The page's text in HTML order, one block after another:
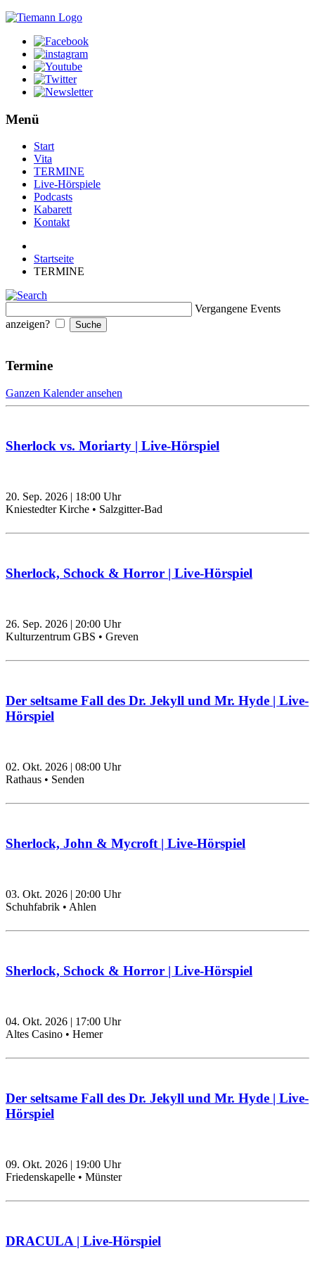
Menü
Start
Vita
TERMINE
Live-Hörspiele
Podcasts
Kabarett
Kontakt
Startseite
TERMINE
Vergangene Events
anzeigen?
Termine
Ganzen Kalender ansehen
Sherlock vs. Moriarty | Live-Hörspiel
20. Sep. 2026 | 18:00 Uhr
Kniestedter Kirche • Salzgitter-Bad
Sherlock, Schock & Horror | Live-Hörspiel
26. Sep. 2026 | 20:00 Uhr
Kulturzentrum GBS • Greven
Der seltsame Fall des Dr. Jekyll und Mr. Hyde | Live-
Hörspiel
02. Okt. 2026 | 08:00 Uhr
Rathaus • Senden
Sherlock, John & Mycroft | Live-Hörspiel
03. Okt. 2026 | 20:00 Uhr
Schuhfabrik • Ahlen
Sherlock, Schock & Horror | Live-Hörspiel
04. Okt. 2026 | 17:00 Uhr
Altes Casino • Hemer
Der seltsame Fall des Dr. Jekyll und Mr. Hyde | Live-
Hörspiel
09. Okt. 2026 | 19:00 Uhr
Friedenskapelle • Münster
DRACULA | Live-Hörspiel